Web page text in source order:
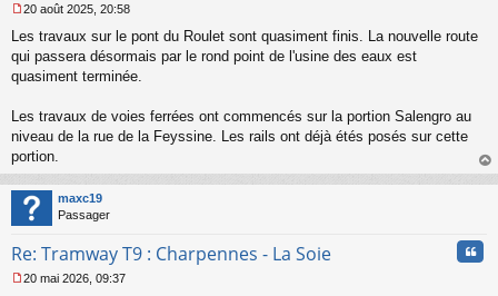
e
s
s
e
n
o
n
l
u
20 août 2025, 20:58
Les travaux sur le pont du Roulet sont quasiment finis. La nouvelle route
qui passera désormais par le rond point de l'usine des eaux est
quasiment terminée.
Les travaux de voies ferrées ont commencés sur la portion Salengro au
niveau de la rue de la Feyssine. Les rails ont déjà étés posés sur cette
portion.
au
maxc19
Passager
Re: Tramway T9 : Charpennes - La Soie
20 mai 2026, 09:37